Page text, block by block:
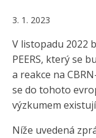
3. 1. 2023
V listopadu 2022
PEERS, který se
a reakce na
se do tohoto
výzkumem
Níže uvedená